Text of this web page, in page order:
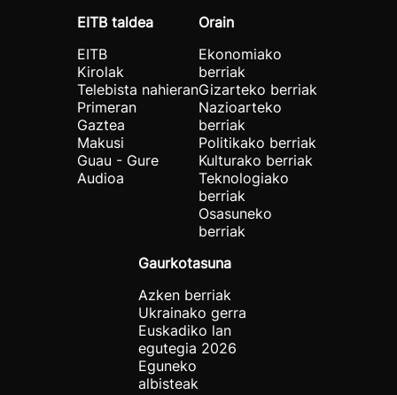
EITB taldea
EITB
Kirolak
Telebista nahieran
Primeran
Gaztea
Makusi
Guau - Gure
Audioa
Orain
Ekonomiako
berriak
Gizarteko berriak
Nazioarteko
berriak
Politikako berriak
Kulturako berriak
Teknologiako
berriak
Osasuneko
berriak
Gaurkotasuna
Azken berriak
Ukrainako gerra
Euskadiko lan
egutegia 2026
Eguneko
albisteak